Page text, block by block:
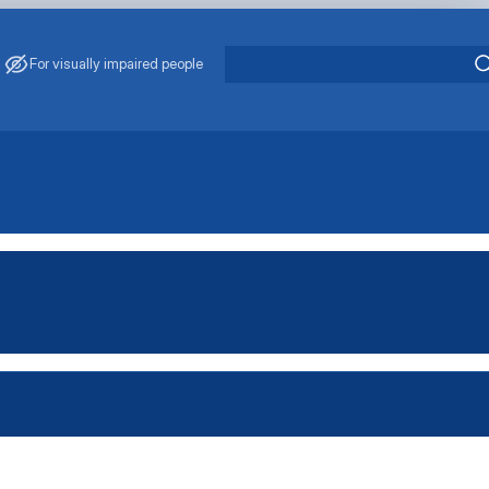
For visually impaired people